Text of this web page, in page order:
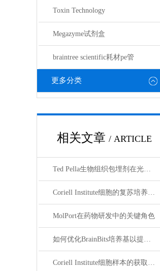
Toxin Technology
Megazyme试剂盒
braintree scientific耗材pe管
更多分类
相关文章 / ARTICLE
Ted Pella生物组织包埋剂在光镜与电镜联用技术中的应用
Coriell Institute细胞的复苏培养与质量控制规范
MolPort在药物研发中的关键角色
如何优化BrainBits培养基以提高实验效果？
Coriell Institute细胞样本的获取与应用指南